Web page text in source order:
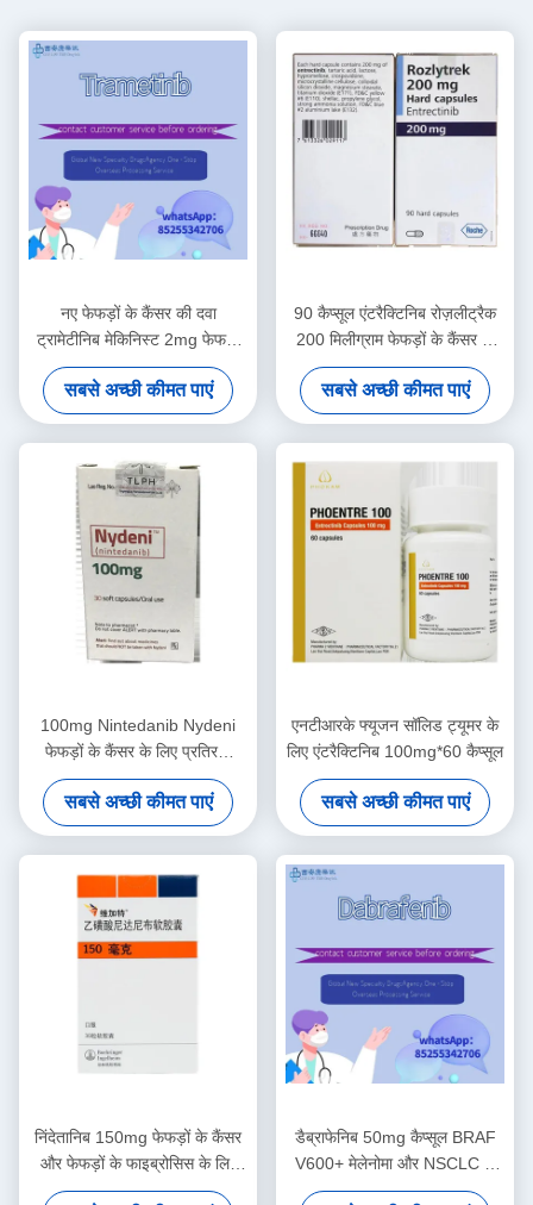
नए फेफड़ों के कैंसर की दवा
ट्रामेटीनिब मेकिनिस्ट 2mg फेफड़ों
के कैंसर की गोली
सबसे अच्छी कीमत पाएं
90 कैप्सूल एंटरैक्टिनिब रोज़लीट्रैक
200 मिलीग्राम फेफड़ों के कैंसर के
इलाज के लिए दवाएं
सबसे अच्छी कीमत पाएं
100mg Nintedanib Nydeni
फेफड़ों के कैंसर के लिए प्रतिरक्षा
चिकित्सा दवाएं
सबसे अच्छी कीमत पाएं
एनटीआरके फ्यूजन सॉलिड ट्यूमर के
लिए एंटरैक्टिनिब 100mg*60 कैप्सूल
सबसे अच्छी कीमत पाएं
निंदेतानिब 150mg फेफड़ों के कैंसर
और फेफड़ों के फाइब्रोसिस के लिए
नरम कैप्सूल
डैब्राफेनिब 50mg कैप्सूल BRAF
V600+ मेलेनोमा और NSCLC के
लिए